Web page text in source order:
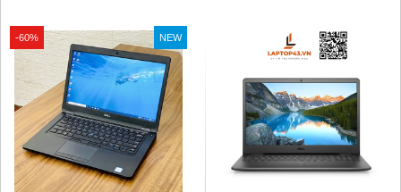
khách hàng ở xa, HSSV . Săn
10.000 Voucher Giảm
Giá 500.000đ
Giá 500.000đ
-60% NEW